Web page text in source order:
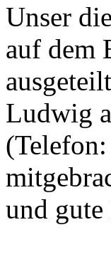
Unser
auf dem
Ludwig
und gute